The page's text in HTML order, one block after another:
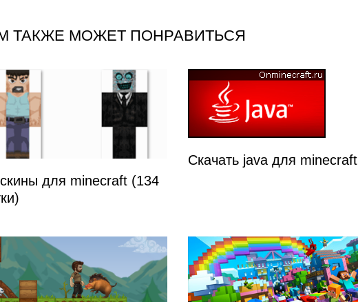
ТАКЖЕ МОЖЕТ ПОНРАВИТЬСЯ
для minecraft (134
Скачать java для minecraft